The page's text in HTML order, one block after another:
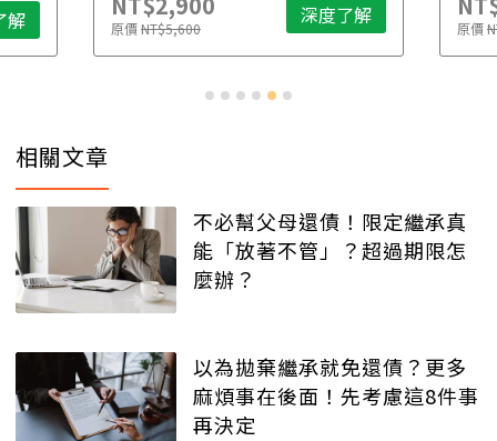
解 原價NT$5,600 深度了解 原價
相關文章
不必幫父母還債！限定繼承真
能「放著不管」？超過期限怎
麼辦？
以為拋棄繼承就免還債？更多
麻煩事在後面！先考慮這8件事
再決定